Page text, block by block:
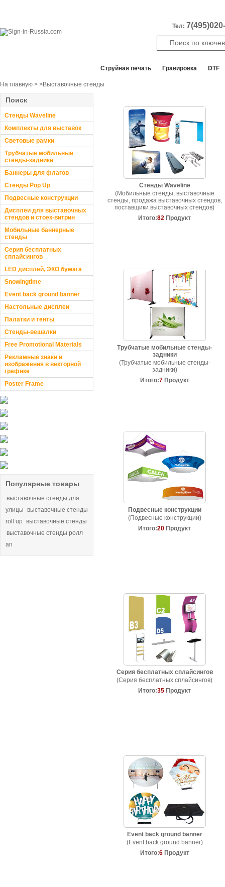
Тел:
Cтруйная печать Гравировка DTF
На главную > >Выставочные стенды
Поиск
Стенды Waveline
Комплекты для выставок
Световые рамки
Трубчатые мобильные
стенды-задники
Баннеры для флагов
Стенды Pop Up
Подвесные конструкции
Дисплеи для выставочных
стендов и стоек-витрин
Мобильные баннерные
стенды
Серия бесплатных
сплайсингов
LED дисплей, ЭКО бумага
Snowingtime
Event back ground banner
Настольные дисплеи
Палатки и тенты
Стенды-вешалки
Free Promotional Materials
Рекламные знаки и
изображения в векторной
графике
Poster Frame
Популярные товары
выставочные стенды для
улицы выставочные стенды
roll up выставочные стенды
выставочные стенды ролл
ап
Стенды Waveline
(Мобильные стенды, выставочные
стенды, продажа выставочных стендов,
поставщики выставочных стендов)
Итого:82 Продукт
Трубчатые мобильные стенды-
задники
(Трубчатые мобильные стенды-
задники)
Итого:7 Продукт
Подвесные конструкции
(Подвесные конструкции)
Итого:20 Продукт
Серия бесплатных сплайсингов
(Серия бесплатных сплайсингов)
Итого:35 Продукт
Event back ground banner
(Event back ground banner)
Итого:6 Продукт